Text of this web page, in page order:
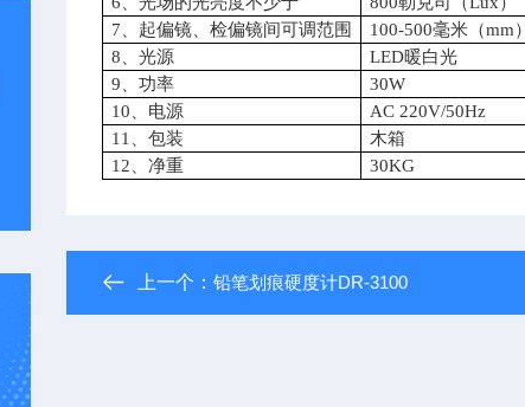
7、起偏镜、检偏镜间可调范围
100-500毫米（mm）
8、光源
LED暖白光
9、功率
30W
10、电源
AC 220V/50Hz
11、包装
木箱
12、净重
30KG
上一个：铅笔划痕硬度计DR-3100